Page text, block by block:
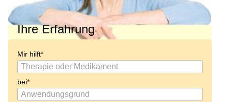
Ihre Erfahrung
Mir hilft
bei